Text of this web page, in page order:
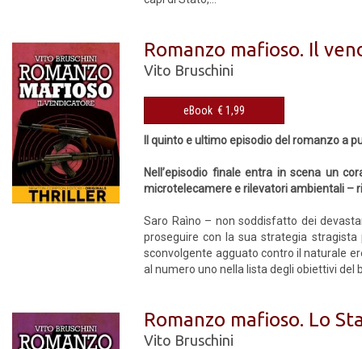
Romanzo mafioso. Il
Vito Bruschini
eBook € 1,99
Il quinto e ultimo episodio del romanzo a
Nell’episodio finale entra in scena un
microtelecamere e rilevatori ambientali –
Saro Raìno – non soddisfatto dei
proseguire con la sua strategia
sconvolgente agguato contro il naturale
al numero uno nella lista degli obiettivi del
Romanzo mafioso. Lo
Vito Bruschini